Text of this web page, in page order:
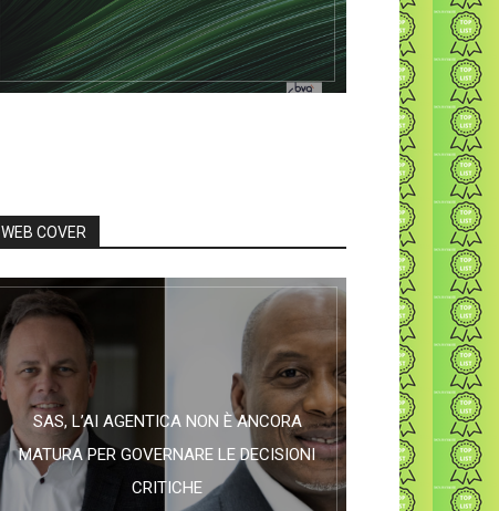
WEB COVER
SAS, L’AI AGENTICA NON È ANCORA
MATURA PER GOVERNARE LE DECISIONI
CRITICHE